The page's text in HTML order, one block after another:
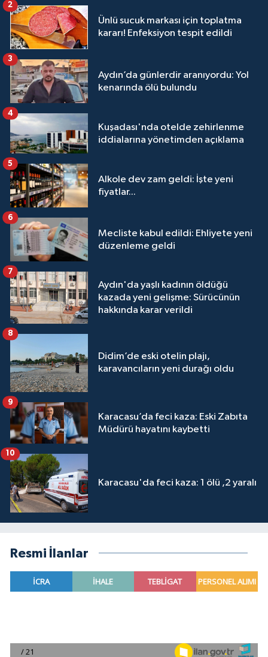
Ünlü sucuk markası için toplatma
kararı! Enfeksiyon tespit edildi
2
Aydın’da günlerdir aranıyordu: Yol
kenarında ölü bulundu
3
Kuşadası'nda otelde zehirlenme
iddialarına yönetimden açıklama
4
Alkole dev zam geldi: İşte yeni
fiyatlar...
5
Mecliste kabul edildi: Ehliyete yeni
düzenleme geldi
6
Aydın'da yaşlı kadının öldüğü
kazada yeni gelişme: Sürücünün
hakkında karar verildi
7
Didim’de eski otelin plajı,
karavancıların yeni durağı oldu
8
Karacasu’da feci kaza: Eski Zabıta
Müdürü hayatını kaybetti
9
Karacasu'da feci kaza: 1 ölü ,2 yaralı
10
Resmi İlanlar